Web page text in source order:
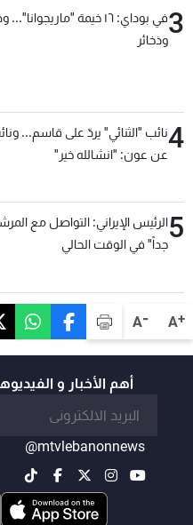
A+
A-
3
في بوداي: ١٦ خيمة
وذخائر
4نائب "الثنائي" يردّ على قاسم...
عن عون: "انشالله خير"
5الرئيس الإيراني: التواصل مع
جداً" في الوقت الحالي
أهم الأخبار و
@mtvlebanonnews